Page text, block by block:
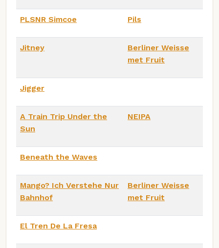
PLSNR Simcoe Pils
Jitney
Berliner Weisse
met Fruit
Jigger
A Train Trip Under the
Sun
NEIPA
Beneath the Waves
Mango? Ich Verstehe Nur
Bahnhof
Berliner Weisse
met Fruit
El Tren De La Fresa